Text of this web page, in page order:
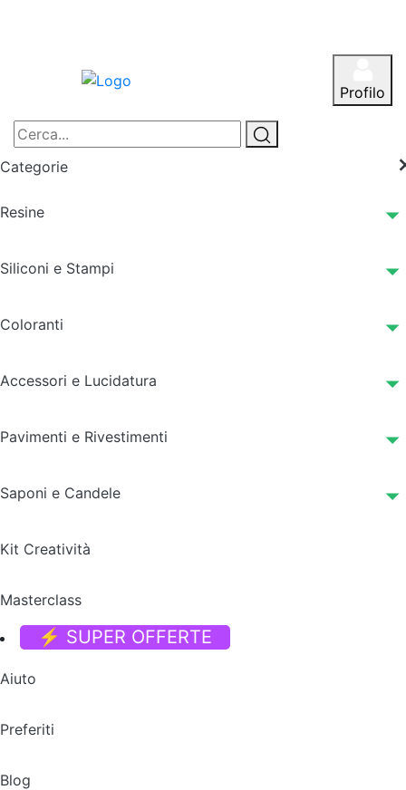
Profilo
Categorie
Resine
Siliconi e Stampi
Coloranti
Accessori e Lucidatura
Pavimenti e Rivestimenti
Saponi e Candele
Kit Creatività
Masterclass
⚡ SUPER OFFERTE
Aiuto
Preferiti
Blog